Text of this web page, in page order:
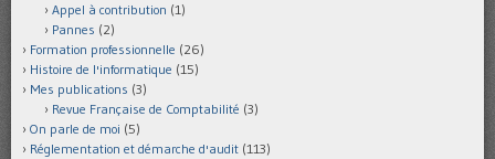
Appel à contribution (1)
Pannes (2)
Formation professionnelle (26)
Histoire de l'informatique (15)
Mes publications (3)
Revue Française de Comptabilité (3)
On parle de moi (5)
Réglementation et démarche d'audit (113)